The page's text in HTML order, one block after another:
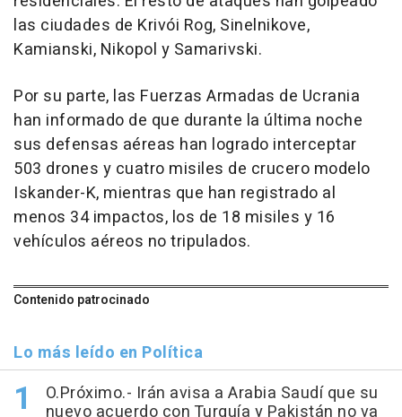
las ciudades de Krivói Rog, Sinelnikove,
Kamianski, Nikopol y Samarivski.
Por su parte, las Fuerzas Armadas de Ucrania
han informado de que durante la última noche
sus defensas aéreas han logrado interceptar
503 drones y cuatro misiles de crucero modelo
Iskander-K, mientras que han registrado al
menos 34 impactos, los de 18 misiles y 16
vehículos aéreos no tripulados.
Contenido patrocinado
Lo más leído en Política
O.Próximo.- Irán avisa a Arabia Saudí que su